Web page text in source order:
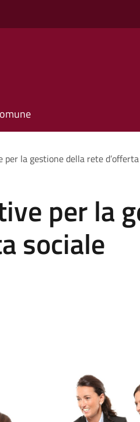
per la gestione della rete
per la
sociale